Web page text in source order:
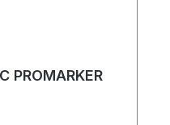
PROMARKER